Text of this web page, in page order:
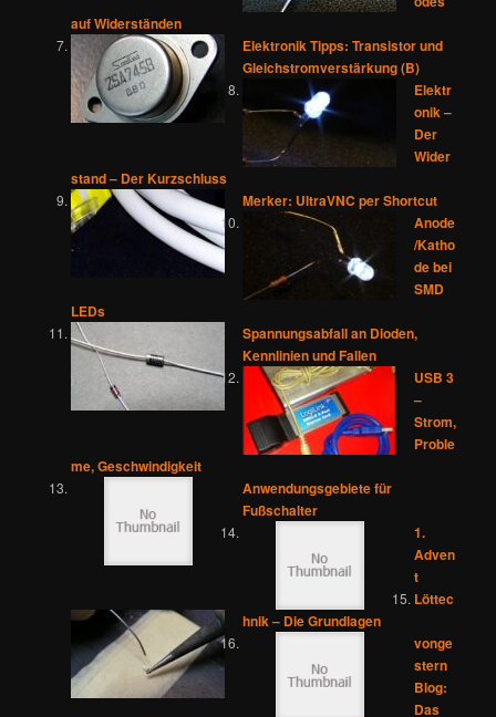
auf Widerständen
Elektronik Tipps: Transistor und
Gleichstromverstärkung (B)
Elektr
onik –
Der
Wider
stand – Der Kurzschluss
Merker: UltraVNC per Shortcut
Anode
/Katho
de bei
SMD
LEDs
Spannungsabfall an Dioden,
Kennlinien und Fallen
USB 3
–
Strom,
Proble
me, Geschwindigkeit
Anwendungsgebiete für
Fußschalter
1.
Adven
t
Löttec
hnik – Die Grundlagen
vonge
stern
Blog:
Das